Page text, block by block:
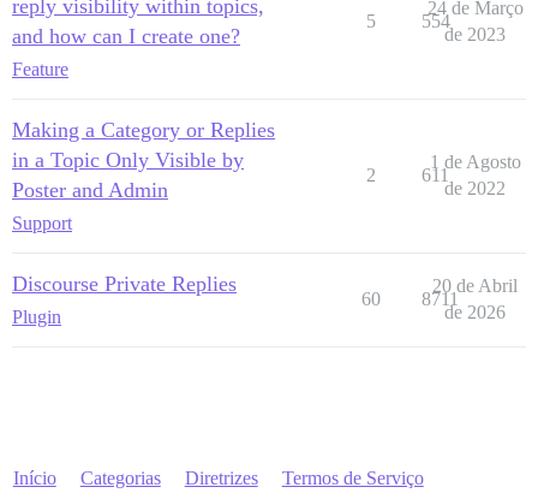
reply visibility within topics,
and how can I create one?
Feature
5 554
24 de Março
de 2023
Making a Category or Replies
in a Topic Only Visible by
Poster and Admin
Support
2 611
1 de Agosto
de 2022
Discourse Private Replies
Plugin
60 8711
20 de Abril
de 2026
Início Categorias Diretrizes Termos de Serviço